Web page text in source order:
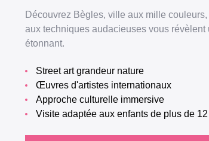
Découvrez Bègles, ville aux mille
aux techniques audacieuses vous
étonnant.
Street art grandeur nature
Œuvres d'artistes internationaux
Approche culturelle immersive
Visite adaptée aux enfants de plus de